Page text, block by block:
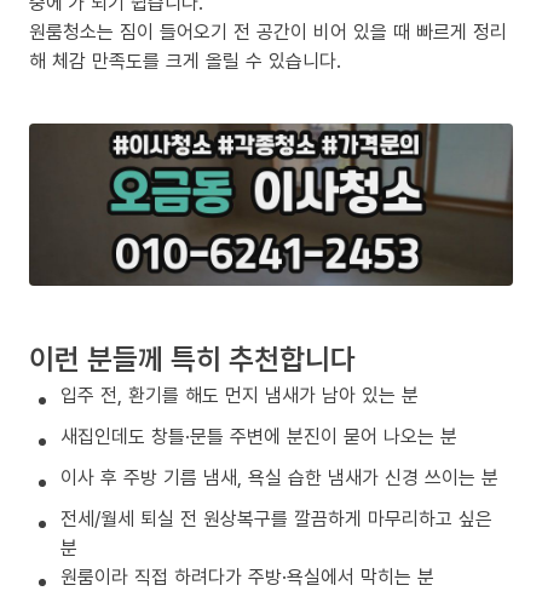
원룸청소는 짐이 들어오기 전 공간이 비어 있을 때 빠르게 정리
해 체감 만족도를 크게 올릴 수 있습니다.
이런 분들께 특히 추천합니다
입주 전, 환기를 해도 먼지 냄새가 남아 있는 분
새집인데도 창틀·문틀 주변에 분진이 묻어 나오는 분
이사 후 주방 기름 냄새, 욕실 습한 냄새가 신경 쓰이는 분
전세/월세 퇴실 전 원상복구를 깔끔하게 마무리하고 싶은
분
원룸이라 직접 하려다가 주방·욕실에서 막히는 분